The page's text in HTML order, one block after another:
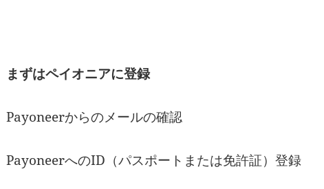
まずはペイオニアに登録
Payoneerからのメールの確認
PayoneerへのID（パスポートまたは免許証）登録